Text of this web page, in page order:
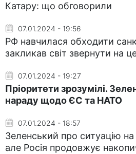
Катару: що обговорили
07.01.2024 - 19:56
РФ навчилася обходити
закликав світ звернути на
07.01.2024 - 19:27
Пріоритети зрозумілі.
нараду щодо ЄС та НАТО
07.01.2024 - 18:57
Зеленський про ситуацію на
але Росія продовжує